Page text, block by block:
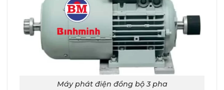
Máy phát điện đồng bộ 3 pha